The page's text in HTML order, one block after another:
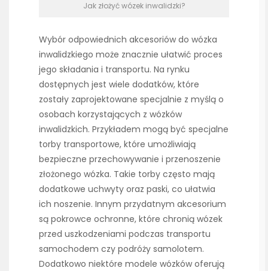
Jak złożyć wózek inwalidzki?
Wybór odpowiednich akcesoriów do wózka
inwalidzkiego może znacznie ułatwić proces
jego składania i transportu. Na rynku
dostępnych jest wiele dodatków, które
zostały zaprojektowane specjalnie z myślą o
osobach korzystających z wózków
inwalidzkich. Przykładem mogą być specjalne
torby transportowe, które umożliwiają
bezpieczne przechowywanie i przenoszenie
złożonego wózka. Takie torby często mają
dodatkowe uchwyty oraz paski, co ułatwia
ich noszenie. Innym przydatnym akcesorium
są pokrowce ochronne, które chronią wózek
przed uszkodzeniami podczas transportu
samochodem czy podróży samolotem.
Dodatkowo niektóre modele wózków oferują